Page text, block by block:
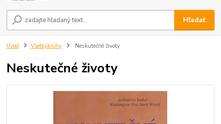
Hľadať
Úvod Všetkyknihy Neskutečné životy
Neskutečné životy